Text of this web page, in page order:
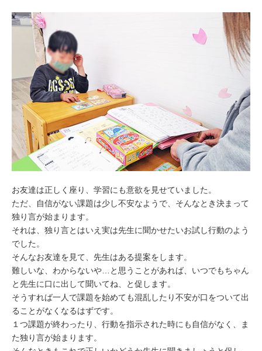
お友達は正しく座り、学習にも意欲を見せていました。
ただ、自信がない課題は少し不安なようで、そんなとき決まって
独り言が始まります。
それは、独り言とはいえ実は先生に聞かせたいお試し行動のよう
でした。
そんなお友達を見て、先生はある提案をします。
難しいな、わからないや…と思うことがあれば、いつでもちゃん
と先生に口に出して聞いてね、と促します。
そうすれば一人で課題を始めても混乱したり不安が口をついて出
ることがなくなるはずです。
１つ課題が終わったり、行動を指示された時にも自信がなく、ま
た独り言が始まります。